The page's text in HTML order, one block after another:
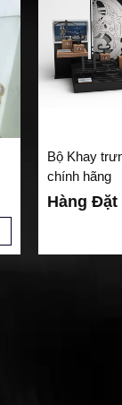
Bộ Khay
chính hãng
Hàng Đặt